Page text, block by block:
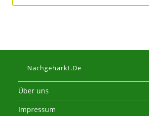
Nachgeharkt.de
Über uns
Impressum